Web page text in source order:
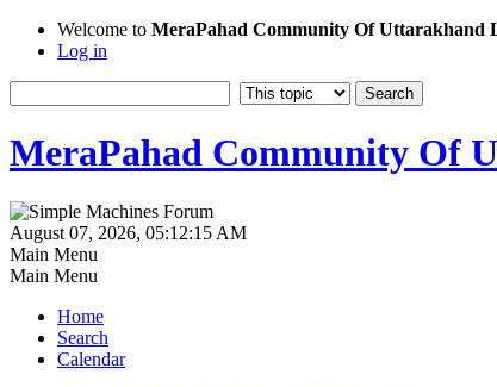
Welcome to MeraPahad Community Of Uttarakhand
Log in
MeraPahad Community Of
August 07, 2026, 05:12:15 AM
Main Menu
Main Menu
Home
Search
Calendar